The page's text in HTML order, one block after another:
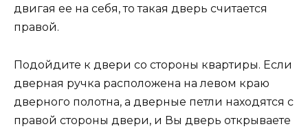
двигая ее на себя, то такая дверь считается
правой.
Подойдите к двери со стороны квартиры. Если
дверная ручка расположена на левом краю
дверного полотна, а дверные петли находятся с
правой стороны двери, и Вы дверь открываете